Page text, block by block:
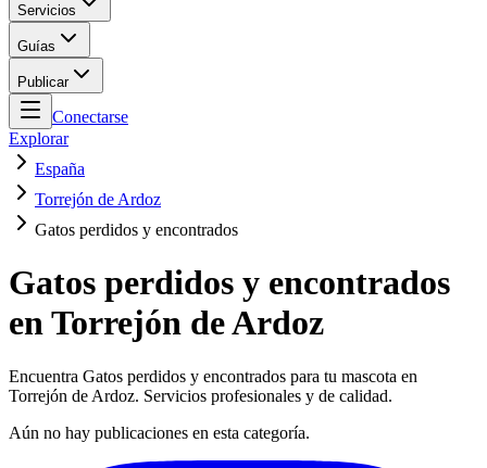
Servicios
Guías
Publicar
Conectarse
Explorar
España
Torrejón de Ardoz
Gatos perdidos y encontrados
Gatos perdidos y encontrados
en Torrejón de Ardoz
Encuentra Gatos perdidos y encontrados para tu mascota en
Torrejón de Ardoz. Servicios profesionales y de calidad.
Aún no hay publicaciones en esta categoría.